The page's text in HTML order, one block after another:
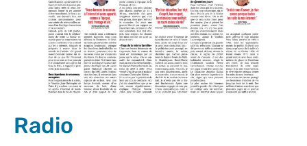
Radio